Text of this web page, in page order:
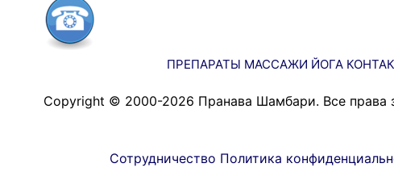
ПРЕПАРАТЫ МАССАЖИ ЙОГА
Copyright © 2000-2026 Пранава Шамбари. Все права
Сотрудничество Политика